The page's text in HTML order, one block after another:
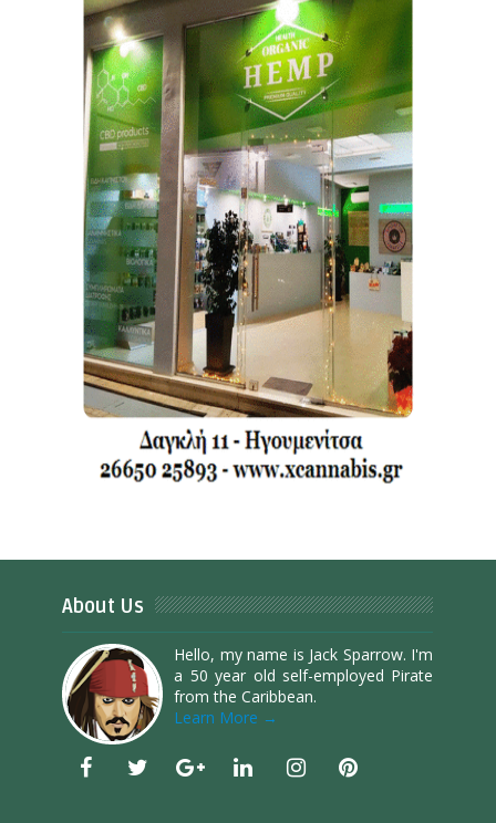
About Us
Hello, my name is Jack Sparrow. I'm
a 50 year old self-employed Pirate
from the Caribbean.
Learn More →